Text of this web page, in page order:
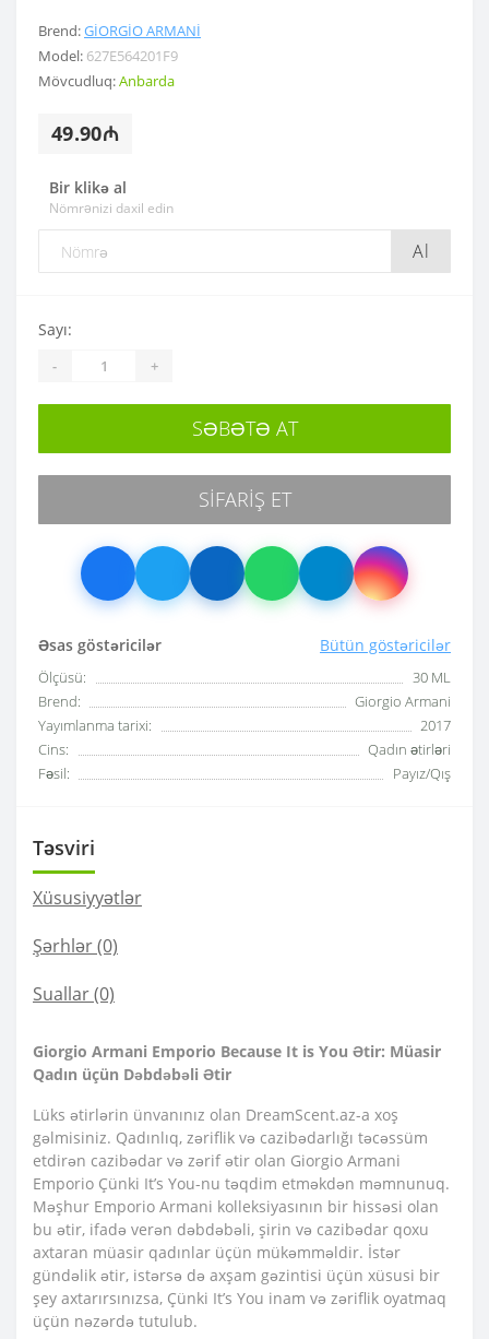
Brend:GIORGIO ARMANI
Model: 627E564201F9
Mövcudluq:Anbarda
49.90₼
Bir klikə al
Nömrənizi daxil edin
Al
Əsas göstəricilər Bütün göstəricilər
Ölçüsü:
30 ML
Brend:
Giorgio Armani
Yayımlanma tarixi:
2017
Cins:
Qadın ətirləri
Fəsil:
Payız/Qış
Sayı:
- +
SƏBƏTƏ AT
SIFARIŞ ET
Təsviri
Xüsusiyyətlər
Şərhlər (0)
Suallar(0)
Giorgio Armani Emporio Because It is You Ətir: Müasir
Qadın üçün Dəbdəbəli Ətir
Lüks ətirlərin ünvanınız olan DreamScent.az-a xoş
gəlmisiniz. Qadınlıq, zəriflik və cazibədarlığı təcəssüm
etdirən cazibədar və zərif ətir olan Giorgio Armani
Emporio Çünki It’s You-nu təqdim etməkdən məmnunuq.
Məşhur Emporio Armani kolleksiyasının bir hissəsi olan
bu ətir, ifadə verən dəbdəbəli, şirin və cazibədar qoxu
axtaran müasir qadınlar üçün mükəmməldir. İstər
gündəlik ətir, istərsə də axşam gəzintisi üçün xüsusi bir
şey axtarırsınızsa, Çünki It’s You inam və zəriflik oyatmaq
üçün nəzərdə tutulub.